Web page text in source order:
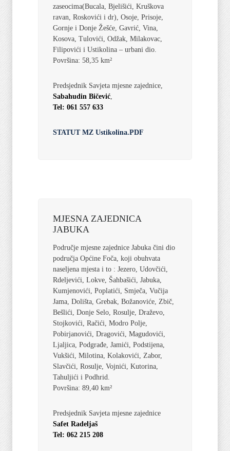
zaseocima(Bucala, Bjelišići, Kruškova
ravan, Roskovići i dr), Osoje, Prisoje,
Gornje i Donje Žešće, Gavrić, Vina,
Kosova, Tulovići, Odžak, Milakovac,
Filipovići i Ustikolina – urbani dio.
Površina: 58,35 km²
Predsjednik Savjeta mjesne zajednice,
Sabahudin Bičević
Tel: 061 557 633
STATUT MZ Ustikolina.PDF
MJESNA ZAJEDNICA
JABUKA
Područje mjesne zajednice Jabuka čini dio
područja Općine Foča, koji obuhvata
naseljena mjesta i to : Jezero, Udovčići,
Rdeljevići, Lokve, Šahbašići, Jabuka,
Kumjenovići, Poplatići, Smječa, Vučija
Jama, Dolišta, Grebak, Božanoviće, Zbič,
Bešlići, Donje Selo, Rosulje, Draževo,
Stojkovići, Račići, Modro Polje,
Pobirjanovići, Dragovići, Magudovići,
Ljaljica, Podgrađe, Jamići, Podstijena,
Vukšići, Milotina, Kolakovići, Zabor,
Slavčići, Rosulje, Vojnići, Kutorina,
Tahuljići i Podhrid.
Površina: 89,40 km²
Predsjednik Savjeta mjesne zajednice
Safet Radeljaš
Tel: 062 215 208